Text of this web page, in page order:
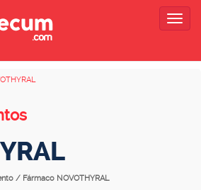
/ Fármaco NOVOTHYRAL